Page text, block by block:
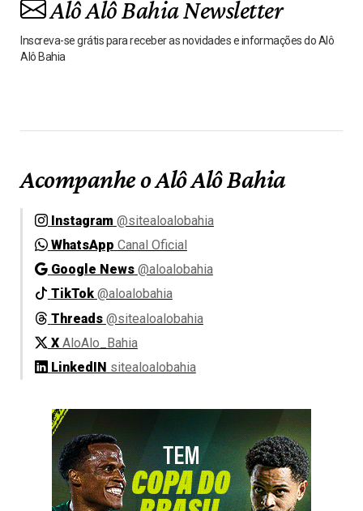
Alô Alô Bahia Newsletter
Inscreva-se grátis para receber as novidades e informações do Alô
Alô Bahia
Acompanhe o Alô Alô Bahia
Instagram @sitealoalobahia
WhatsApp Canal Oficial
Google News @aloalobahia
TikTok @aloalobahia
Threads @sitealoalobahia
X AloAlo_Bahia
LinkedIN sitealoalobahia